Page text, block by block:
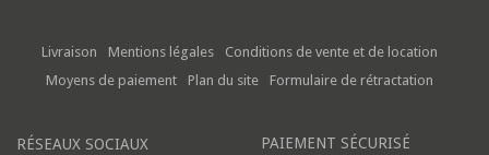
Livraison Mentions légales
Conditions de vente et de location
Moyens de paiement
Plan du site Formulaire de rétractation
RÉSEAUX SOCIAUX PAIEMENT SÉCURISÉ